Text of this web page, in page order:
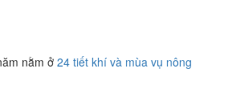
nằm ở 24 tiết khí và mùa vụ nông